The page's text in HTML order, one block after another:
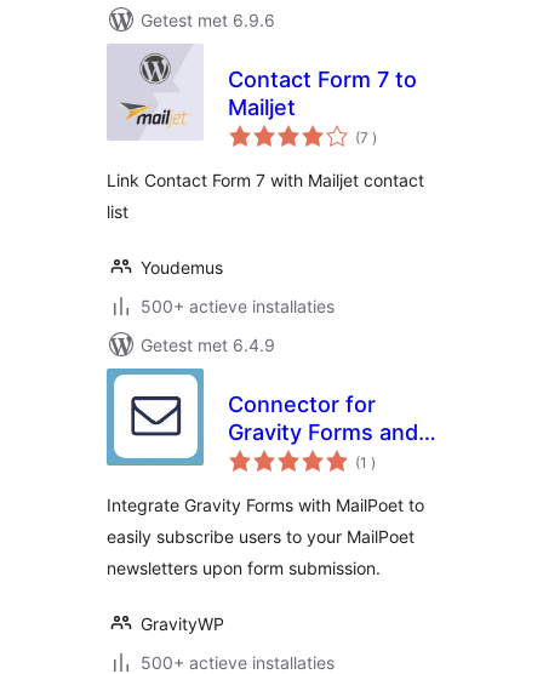
Getest met 6.9.6
Contact Form 7 to
Mailjet
(7 aantal
beoordelingen
)
Link Contact Form 7 with Mailjet contact
list
Youdemus
500+ actieve installaties
Getest met 6.4.9
Connector for
Gravity Forms and
MailPoet
(1 aantal
beoordelingen
)
Integrate Gravity Forms with MailPoet to
easily subscribe users to your MailPoet
newsletters upon form submission.
GravityWP
500+ actieve installaties